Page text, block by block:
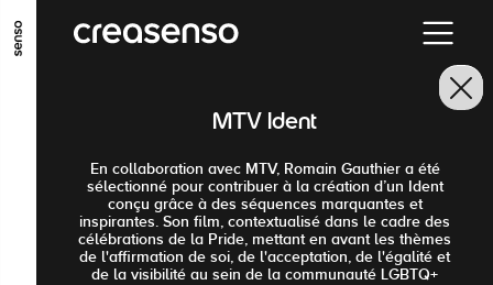
ALLER AU CONTENU PRINCIPAL
ALLER EN BAS DE PAGEMTV Ident
En collaboration avec MTV, Romain Gauthier a été
sélectionné pour contribuer à la création d’un Ident
conçu grâce à des séquences marquantes et
inspirantes. Son film, contextualisé dans le cadre des
célébrations de la Pride, mettant en avant les thèmes
de l'affirmation de soi, de l'acceptation, de l'égalité et
de la visibilité au sein de la communauté LGBTQ+